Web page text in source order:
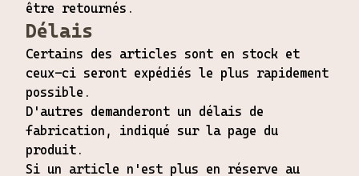
être retournés.
Délais
Certains des articles sont en stock et
ceux-ci seront expédiés le plus rapidement
possible.
D'autres demanderont un délais de
fabrication, indiqué sur la page du
produit.
Si un article n'est plus en réserve au